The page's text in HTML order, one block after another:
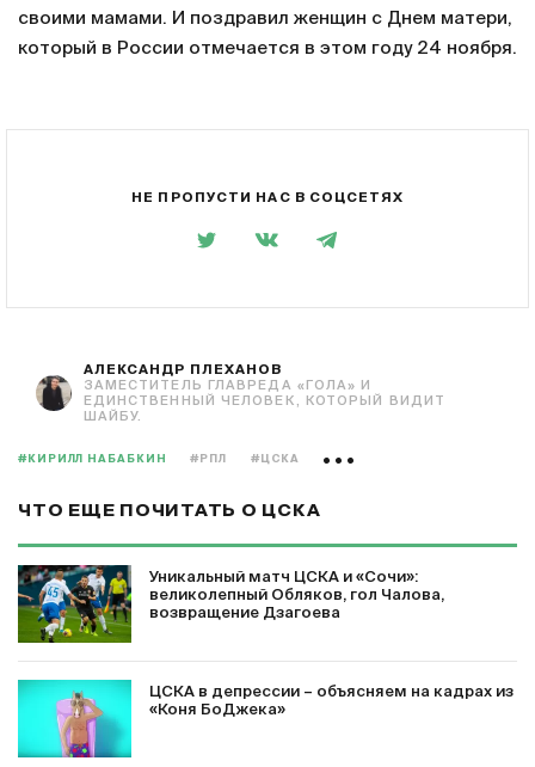
своими мамами. И поздравил женщин с Днем матери,
который в России отмечается в этом году 24 ноября.
НЕ ПРОПУСТИ НАС В СОЦСЕТЯХ
АЛЕКСАНДР ПЛЕХАНОВ
ЗАМЕСТИТЕЛЬ ГЛАВРЕДА «ГОЛА» И
ЕДИНСТВЕННЫЙ ЧЕЛОВЕК, КОТОРЫЙ ВИДИТ
ШАЙБУ.
#КИРИЛЛ НАБАБКИН #РПЛ #ЦСКА
ЧТО ЕЩЕ ПОЧИТАТЬ О ЦСКА
Уникальный матч ЦСКА и «Сочи»:
великолепный Обляков, гол Чалова,
возвращение Дзагоева
ЦСКА в депрессии – объясняем на кадрах из
«Коня БоДжека»